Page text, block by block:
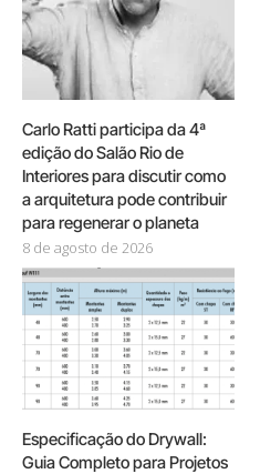
Carlo Ratti participa da 4ª
edição do Salão Rio de
Interiores para discutir como
a arquitetura pode contribuir
para regenerar o planeta
8 de agosto de 2026
Especificação do Drywall:
Guia Completo para Projetos